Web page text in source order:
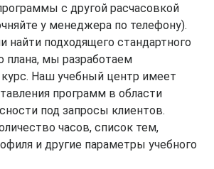
с другой расчасовкой
у менеджера по телефону).
найти подходящего стандартного
плана, мы разработаем
Наш учебный центр имеет
программ в области
под запросы клиентов.
часов, список тем,
и другие параметры учебного